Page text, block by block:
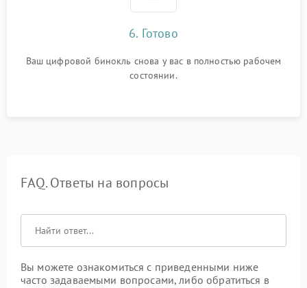
6. Готово
Ваш цифровой бинокль снова у вас в полностью рабочем
состоянии.
FAQ. Ответы на вопросы
Вы можете ознакомиться с приведенными ниже
часто задаваемыми вопросами, либо обратиться в